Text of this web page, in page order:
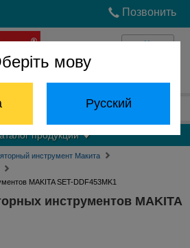
мову
Русский
Позвонить
Войти
(068) 824-24-24
продукции
инструмент Макита
MAKITA SET-DDF453MK1
инструментов MAKITA